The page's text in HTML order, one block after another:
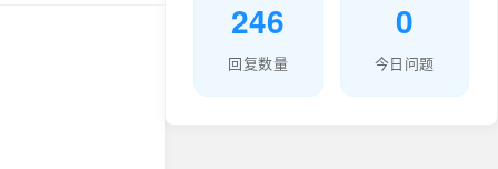
246
回复数量
0
今日问题